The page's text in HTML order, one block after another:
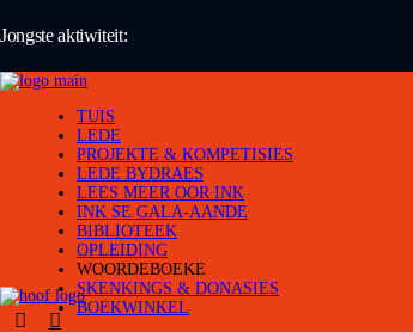
Jongste aktiwiteit:
TUIS
LEDE
PROJEKTE & KOMPETISIES
LEDE BYDRAES
LEES MEER OOR INK
INK SE GALA-AANDE
BIBLIOTEEK
OPLEIDING
WOORDEBOEKE
SKENKINGS & DONASIES
BOEKWINKEL